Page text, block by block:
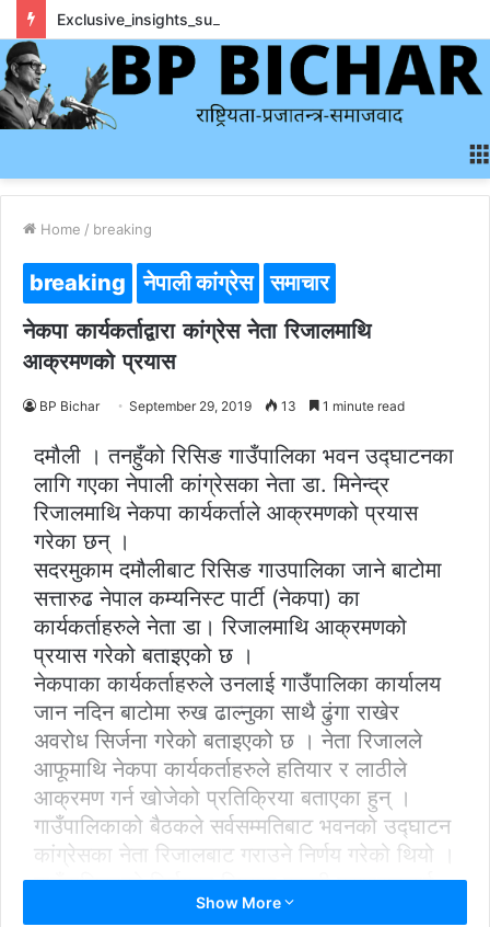
Home / breaking
breaking नेपाली कांग्रेस समाचार
नेकपा कार्यकर्ताद्वारा कांग्रेस नेता रिजालमाथि
आक्रमणको प्रयास
BP Bichar September 29, 2019 13 1 minute read
दमौली । तनहुँको रिसिङ गाउँपालिका भवन उद्घाटनका
लागि गएका नेपाली कांग्रेसका नेता डा. मिनेन्द्र
रिजालमाथि नेकपा कार्यकर्ताले आक्रमणको प्रयास
गरेका छन् ।
सदरमुकाम दमौलीबाट रिसिङ गाउपालिका जाने बाटोमा
सत्तारुढ नेपाल कम्यनिस्ट पार्टी (नेकपा) का
कार्यकर्ताहरुले नेता डा। रिजालमाथि आक्रमणको
प्रयास गरेको बताइएको छ ।
नेकपाका कार्यकर्ताहरुले उनलाई गाउँपालिका कार्यालय
जान नदिन बाटोमा रुख ढाल्नुका साथै ढुंगा राखेर
अवरोध सिर्जना गरेको बताइएको छ । नेता रिजालले
आफूमाथि नेकपा कार्यकर्ताहरुले हतियार र लाठीले
आक्रमण गर्न खोजेको प्रतिक्रिया बताएका हुन् ।
गाउँपालिकाको बैठकले सर्वसम्मतिबाट भवनको उद्घाटन
कांग्रेसका नेता रिजालबाट गराउने निर्णय गरेको थियो ।
गाउँपालिकाको निर्णयका विषयमा प्रहरी प्रशासनलाई
समेत जानकारी रहेको बताइएको छ ।
Show More